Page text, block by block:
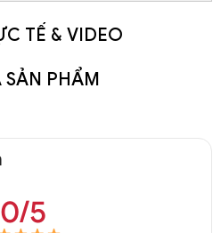
TẾ & VIDEO
SẢN PHẨM
0/5